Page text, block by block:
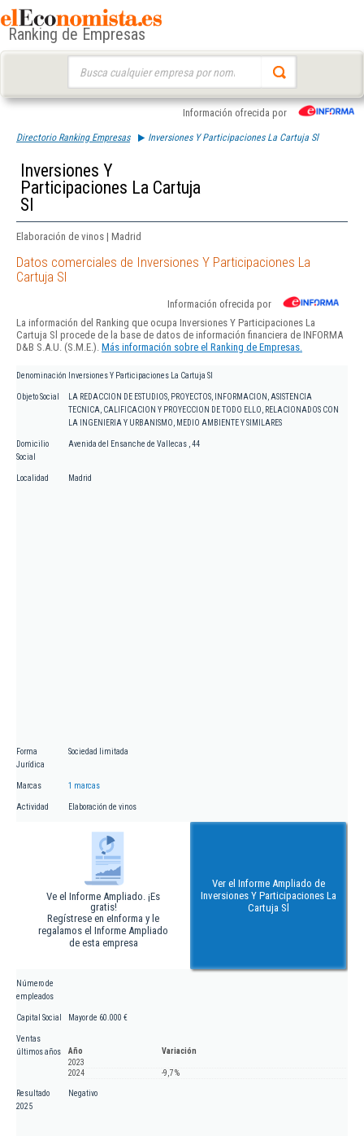
Ranking de Empresas
Información ofrecida por
Directorio Ranking Empresas Inversiones Y Participaciones La Cartuja Sl
Inversiones Y
Participaciones La Cartuja
Sl
Elaboración de vinos | Madrid
Datos comerciales de Inversiones Y Participaciones La
Cartuja Sl
Información ofrecida por
La información del Ranking que ocupa Inversiones Y Participaciones La
Cartuja Sl procede de la base de datos de información financiera de INFORMA
D&B S.A.U. (S.M.E.). Más información sobre el Ranking de Empresas.
Denominación Inversiones Y Participaciones La Cartuja Sl
Objeto Social
LA REDACCION DE ESTUDIOS, PROYECTOS, INFORMACION, ASISTENCIA
TECNICA, CALIFICACION Y PROYECCION DE TODO ELLO, RELACIONADOS CON
LA INGENIERIA Y URBANISMO, MEDIO AMBIENTE Y SIMILARES
Domicilio
Social
Avenida del Ensanche de Vallecas , 44
Localidad Madrid
Forma
Jurídica
Sociedad limitada
Marcas 1 marcas
Actividad Elaboración de vinos
Ve el Informe Ampliado. ¡Es
gratis!
Regístrese en eInforma y le
regalamos el Informe Ampliado
de esta empresa
Ver el Informe Ampliado de
Inversiones Y Participaciones La
Cartuja Sl
Número de
empleados
Capital Social Mayor de 60.000 €
Ventas
últimos años
Año
Variación
2023
2024
-9,7 %
Resultado
2025
Negativo